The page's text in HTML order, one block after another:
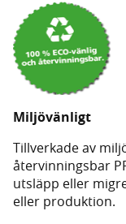
Miljövänligt
Tillverkade av
återvinningsbar
utsläpp eller
eller produktion.